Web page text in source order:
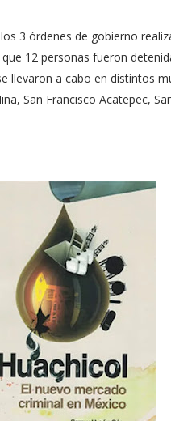
3 órdenes de gobierno
12 personas fueron
llevaron a cabo en distintos
San Francisco Acatepec,